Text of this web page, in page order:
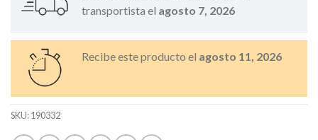
transportista el agosto 7, 2026
Recibe este producto el agosto 11, 2026
SKU:190332